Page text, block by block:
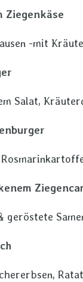
-mit
Salat,
geröstete